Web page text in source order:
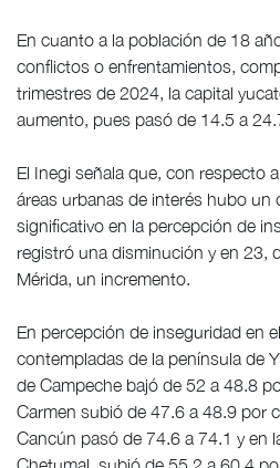
En cuanto a la población de 18
conflictos o enfrentamientos,
trimestres de 2024, la capital
aumento, pues pasó de 14.5 a
El Inegi señala que, con respecto
áreas urbanas de interés hubo un
significativo en la percepción de
registró una disminución y en 23,
Mérida, un incremento.
En percepción de inseguridad en
contempladas de la península de
de Campeche bajó de 52 a 48.8
Carmen subió de 47.6 a 48.9 por
Cancún pasó de 74.6 a 74.1 y en